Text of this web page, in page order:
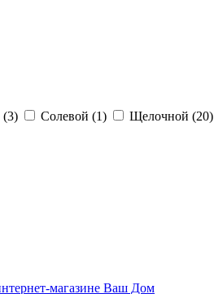
(3) Солевой (1) Щелочной (20)